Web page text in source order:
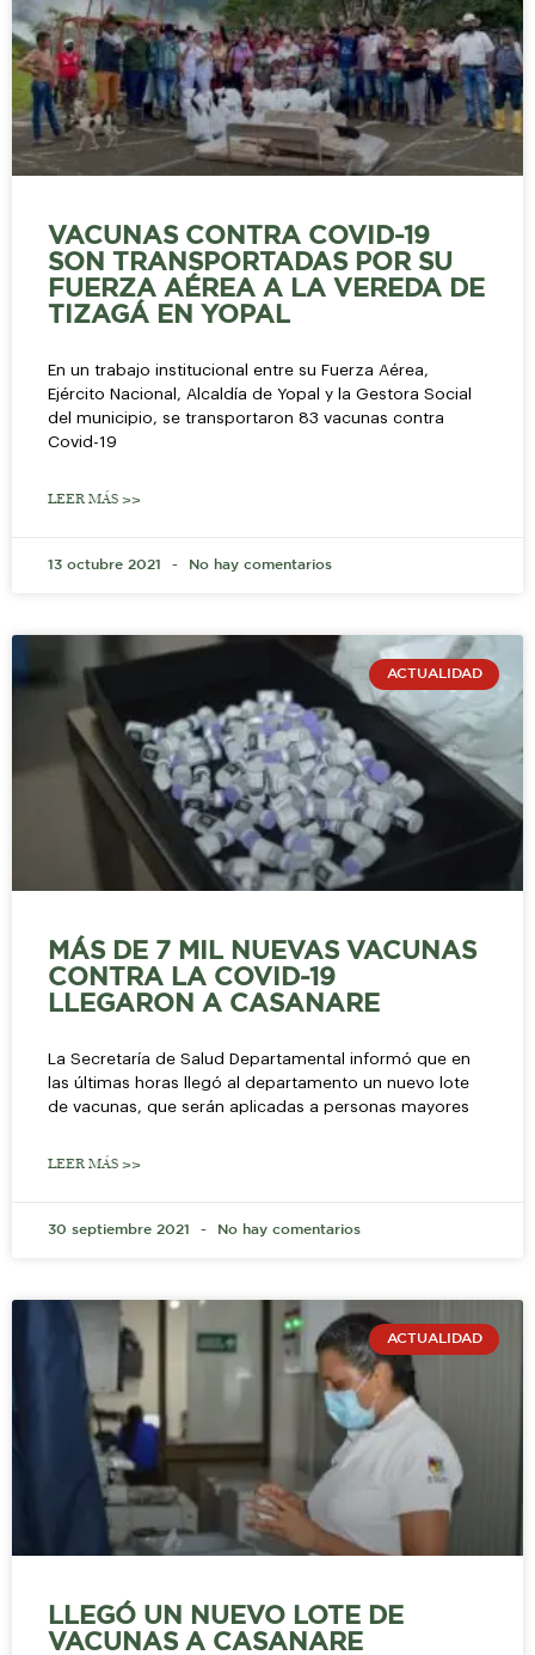
VACUNAS CONTRA COVID-19
SON TRANSPORTADAS POR SU
FUERZA AÉREA A LA VEREDA DE
TIZAGÁ EN YOPAL
En un trabajo institucional entre su Fuerza Aérea,
Ejército Nacional, Alcaldía de Yopal y la Gestora Social
del municipio, se transportaron 83 vacunas contra
Covid-19
LEER MÁS >>
13 octubre 2021 No hay comentarios
ACTUALIDAD
MÁS DE 7 MIL NUEVAS VACUNAS
CONTRA LA COVID-19
LLEGARON A CASANARE
La Secretaría de Salud Departamental informó que en
las últimas horas llegó al departamento un nuevo lote
de vacunas, que serán aplicadas a personas mayores
LEER MÁS >>
30 septiembre 2021 No hay comentarios
ACTUALIDAD
LLEGÓ UN NUEVO LOTE DE
VACUNAS A CASANARE